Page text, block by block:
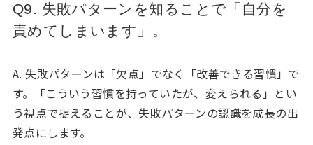
Q9. 失敗パターンを知ることで「自分を
責めてしまいます」。
A. 失敗パターンは「欠点」でなく「改善できる習慣」で
す。「こういう習慣を持っていたが、変えられる」とい
う視点で捉えることが、失敗パターンの認識を成長の出
発点にします。